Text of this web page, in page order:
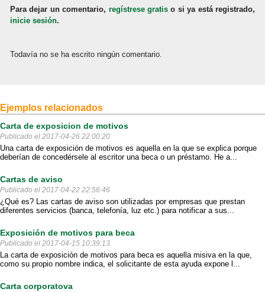
Para dejar un comentario, regístrese gratis o si ya está registrado,
inicie sesión.
Todavía no se ha escrito ningún comentario.
Ejemplos relacionados
Carta de exposicion de motivos
Publicado el 2017-04-26 22:00:20
Una carta de exposición de motivos es aquella en la que se explica porque
deberían de concedérsele al escritor una beca o un préstamo. He a...
Cartas de aviso
Publicado el 2017-04-22 22:56:46
¿Qué es? Las cartas de aviso son utilizadas por empresas que prestan
diferentes servicios (banca, telefonía, luz etc.) para notificar a sus...
Exposición de motivos para beca
Publicado el 2017-04-15 10:39:13
La carta de exposición de motivos para beca es aquella misiva en la que,
como su propio nombre indica, el solicitante de esta ayuda expone l...
Carta corporatova